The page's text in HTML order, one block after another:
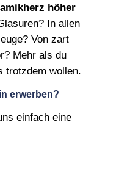
höher
In allen
Von zart
Mehr als du
trotzdem wollen.
erwerben?
einfach eine